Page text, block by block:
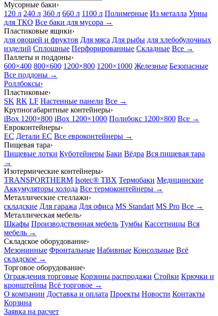
Мусорные баки›
120 л 240 л 360 л 660 л 1100 л Полимерные Из металла Урны
для ТКО Все баки для мусора →
Пластиковые ящики›
для овощей и фруктов Для мяса Для рыбы для хлебобулочных
изделий Сплошные Перфорированные Складные Все →
Паллеты и поддоны›
600×400 800×600 1200×800 1200×1000 Железные Безопасные
Все поддоны →
Роллбоксы›
Пластиковые›
SK RK LF Настенные панели Все →
Крупногабаритные контейнеры›
iBox 1200×800 iBox 1200×1000 Полибокс 1200×800 Все →
Евроконтейнеры›
EC Детали EC Все евроконтейнеры →
Пищевая тара›
Пищевые лотки Куботейнеры Баки Вёдра Вся пищевая тара
→
Изотермические контейнеры›
TRANSPORTHERM Isotec® TBX Термобаки Медицинские
Аккумуляторы холода Все термоконтейнеры →
Металлические стеллажи›
складские Для гаража Для офиса MS Standart MS Pro Все →
Металлическая мебель›
Шкафы Производственная мебель Тумбы Кассетницы Вся
мебель →
Складское оборудование›
Мезонинные Фронтальные Набивные Консольные Всё
складское →
Торговое оборудование›
Ограждения торговые Корзины распродажи Стойки Крючки и
кронштейны Всё торговое →
О компании Доставка и оплата Проекты Новости Контакты
Корзина
Заявка на расчет